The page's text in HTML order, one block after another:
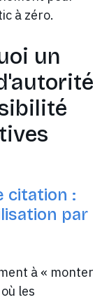
à zéro.
un
citation :
par
à « monter
les